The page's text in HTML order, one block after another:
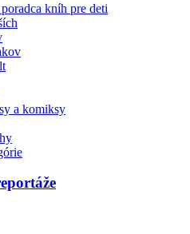
kníh pre deti
a komiksy